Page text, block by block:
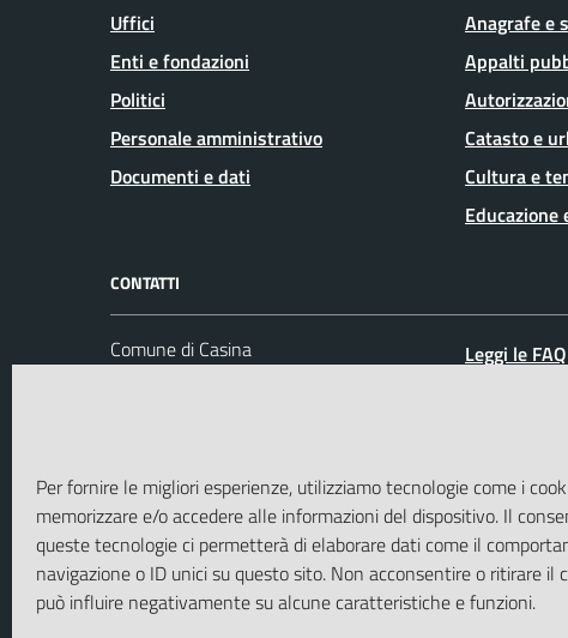
Per fornire le migliori esperienze, utilizziamo tecnologie come i
memorizzare e/o accedere alle informazioni del dispositivo. Il
queste tecnologie ci permetterà di elaborare dati come il
navigazione o ID unici su questo sito. Non acconsentire o ritirare il
può influire negativamente su alcune caratteristiche e funzioni.
Uffici
Enti e fondazioni
Politici
Personale amministrativo
Documenti e dati
Anagrafe e
Appalti
Catasto e
Cultura e
Educazione
CONTATTI
Comune di Casina
Ufficio Protocollo
PEC:casina@cert.provincia.re.it
Centralino unico: 0522 604711
Leggi le FAQ